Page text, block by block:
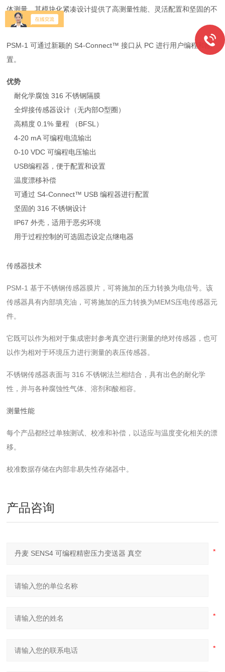
体测量。其模块化紧凑设计提供了高测量性能、灵活配置和坚固的不
锈钢设计的组合。
PSM-1 可通过新颖的 S4-Connect™ 接口从 PC 进行用户编程和配
置。
优势
耐化学腐蚀 316 不锈钢隔膜
全焊接传感器设计（无内部O型圈）
高精度 0.1% 量程 （BFSL）
4-20 mA 可编程电流输出
0-10 VDC 可编程电压输出
USB编程器，便于配置和设置
温度漂移补偿
可通过 S4-Connect™ USB 编程器进行配置
坚固的 316 不锈钢设计
IP67 外壳，适用于恶劣环境
用于过程控制的可选固态设定点继电器
传感器技术
PSM-1 基于不锈钢传感器膜片，可将施加的压力转换为电信号。该
传感器具有内部填充油，可将施加的压力转换为MEMS压电传感器元
件。
它既可以作为相对于集成密封参考真空进行测量的绝对传感器，也可
以作为相对于环境压力进行测量的表压传感器。
不锈钢传感器表面与 316 不锈钢法兰相结合，具有出色的耐化学
性，并与各种腐蚀性气体、溶剂和酸相容。
测量性能
每个产品都经过单独测试、校准和补偿，以适应与温度变化相关的漂
移。
校准数据存储在内部非易失性存储器中。
产品咨询